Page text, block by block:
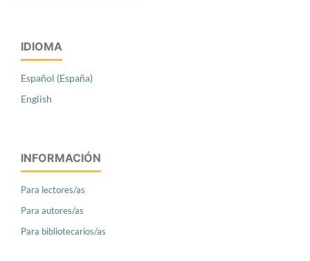
IDIOMA
Español (España)
English
INFORMACIÓN
Para lectores/as
Para autores/as
Para bibliotecarios/as